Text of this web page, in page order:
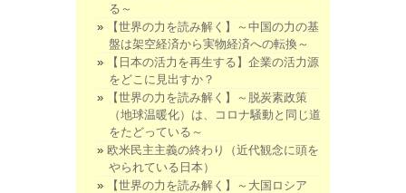
る～
【世界の力を読み解く】～中国の力の基
盤は架空経済から実物経済への転換～
【日本の活力を再生する】企業の活力源
をどこに見出すか？
【世界の力を読み解く】～脱炭素政策
（地球温暖化）は、コロナ騒動と同じ道
をたどっている～
欧米民主主義の終わり（近代観念に頭を
やられている日本）
【世界の力を読み解く】～大国ロシア